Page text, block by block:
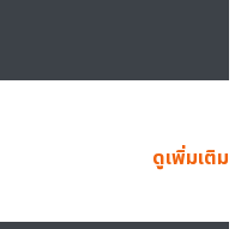
ดูเพิ่มเติม